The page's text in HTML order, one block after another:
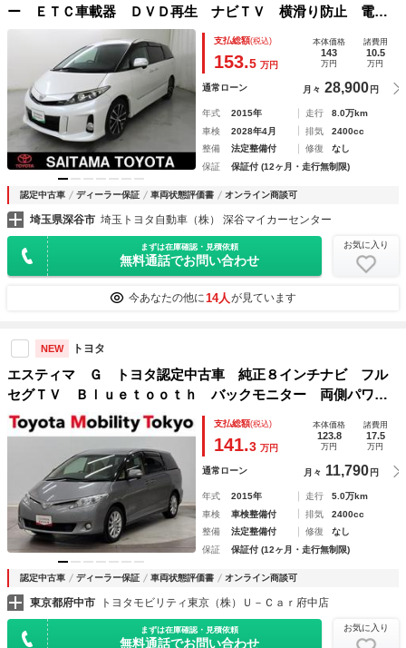
ー ＥＴＣ車載器 ＤＶＤ再生 ナビＴＶ 横滑り防止 電動
シート クルーズコントロール メモリーナビ アルミホイー
ル ３列シート 点検記録簿 イモビ キーレス ＡＡＣ Ｗ
エアコン ＡＢＳ Ｂカメ
支払総額(税込)
153.5 万円
本体価格
143
万円
諸費用
10.5
万円
通常ローン 月々 28,900 円
年式 2015年 走行
8.0万km
車検
2028年4月 排気
2400cc
整備
法定整備付 修復
なし
保証
保証付 (12ヶ月・走行無制限)
認定中古車 ディーラー保証 車両状態評価書 オンライン商談可
埼玉県深谷市 埼玉トヨタ自動車（株） 深谷マイカーセンター
まずは在庫確認・見積依頼
無料通話でお問い合わせ
お気に入り
今あなたの他に 14人 が見ています
NEW トヨタ
エスティマ Ｇ トヨタ認定中古車 純正８インチナビ フル
セグＴＶ Ｂｌｕｅｔｏｏｔｈ バックモニター 両側パワー
ドア 電動シート ７人乗り ＥＴＣ スマートキー リアエ
アコン ワンオーナー車 車検整備付き ＥＴＣ
支払総額(税込)
141.3 万円
本体価格
123.8
万円
諸費用
17.5
万円
通常ローン 月々 11,790 円
年式 2015年 走行
5.0万km
車検
車検整備付 排気
2400cc
整備
法定整備付 修復
なし
保証
保証付 (12ヶ月・走行無制限)
認定中古車 ディーラー保証 車両状態評価書 オンライン商談可
東京都府中市 トヨタモビリティ東京（株）Ｕ－Ｃａｒ府中店
まずは在庫確認・見積依頼
無料通話でお問い合わせ
お気に入り